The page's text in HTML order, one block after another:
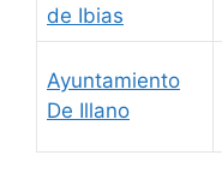
de Ibias
Ayuntamiento
De Illano